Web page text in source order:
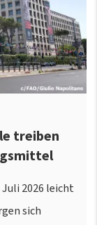
treiben
2026 leicht
sich